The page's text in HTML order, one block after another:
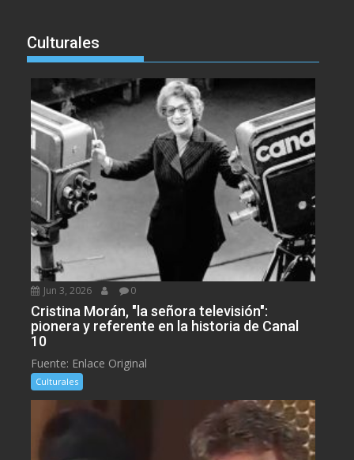
Culturales
Jun 3, 2026 0
Cristina Morán, "la señora televisión":
pionera y referente en la historia de Canal
10
Fuente: Enlace Original
Culturales